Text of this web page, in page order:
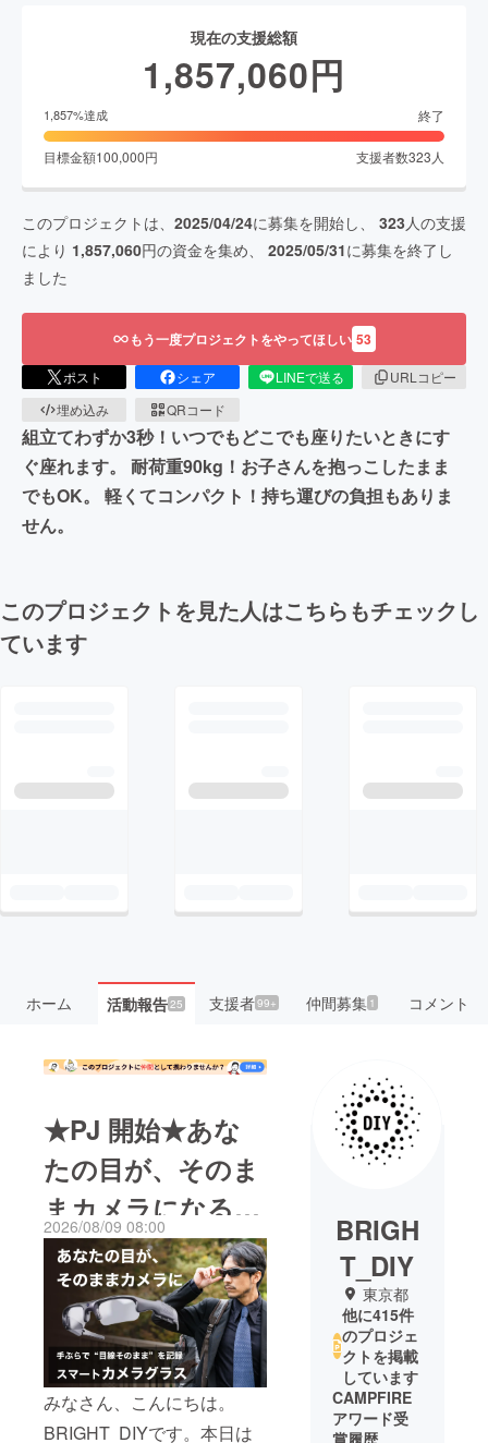
現在の支援総額
1,857,060円
1,857%達成 終了
目標金額100,000円 支援者数323 人
このプロジェクトは、 2025/04/24に募集を開始し、 323 人の支援
により 1,857,060円の資金を集め、 2025/05/31に募集を終了し
ました
もう一度プロジェクトをやってほしい 53
ポスト シェア LINEで送る
URLコピー
埋め込み
QRコード
組立てわずか3秒！いつでもどこでも座りたいときにす
ぐ座れます。 耐荷重90kg！お子さんを抱っこしたまま
でもOK。 軽くてコンパクト！持ち運びの負担もありま
せん。
このプロジェクトを見た人はこちらもチェックし
ています
ホーム 活動報告25 支援者99+ 仲間募集 1 コメント
★PJ 開始★あな
たの目が、そのま
まカメラになる。
ワンタッチで簡単
録画【スマートカ
メラグラス】最大
33%OFF
2026/08/09 08:00
みなさん、こんにちは。
BRIGHT DIYです。本日は
BRIGH
T_DIY
東京都
他に415件
のプロジェ
クトを掲載
しています
CAMPFIRE
アワード受
賞履歴